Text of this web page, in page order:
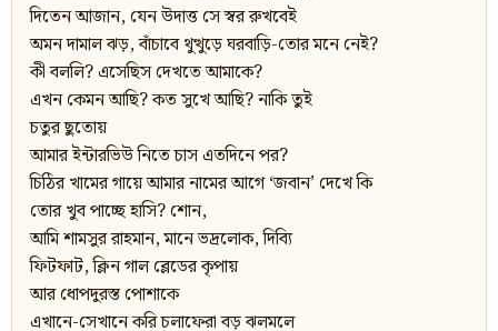
দিতেন আজান, যেন উদাত্ত সে স্বর রুখবেই
অমন দামাল ঝড়, বাঁচাবে থুত্থুড়ে ঘরবাড়ি-তোর মনে নেই?
কী বললি? এসেছিস দেখতে আমাকে?
এখন কেমন আছি? কত সুখে আছি? নাকি তুই
চতুর ছুতোয়
আমার ইন্টারভিউ নিতে চাস এতদিনে পর?
চিঠির খামের গায়ে আমার নামের আগে ‘জবান’ দেখে কি
তোর খুব পাচ্ছে হাসি? শোন,
আমি শামসুর রাহমান, মানে ভদ্রলোক, দিব্যি
ফিটফাট, ক্লিন গাল ব্লেডের কৃপায়
আর ধোপদুরস্ত পোশাকে
এখানে-সেখানে করি চলাফেরা বড় ঝলমলে